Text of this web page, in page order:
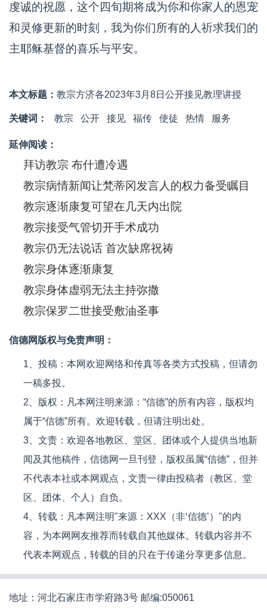
虔诚的祝愿，这个四旬期将成为你和你家人的恩宠
和灵修更新的时刻，我为你们所有的人祈求我们的
主耶稣基督的喜乐与平安。
本文标题： 教宗方济各2023年3月8日公开接见教理讲授
关键词： 教宗 公开 接见 福传 使徒 热情 服务
延伸阅读：
拜访教宗 布什遭冷遇
教宗病情新闻让梵蒂冈发言人的权力备受瞩目
教宗逐渐康复可望在几天内出院
教宗接受气管切开手术成功
教宗仍无法说话 首次缺席祝祷
教宗身体逐渐康复
教宗身体虚弱无法主持弥撒
教宗保罗二世接受敷油圣事
信德网版权与免责声明：
1、投稿：本网欢迎网络和传真等各类方式投稿，但请勿
一稿多投。
2、版权：凡本网注明来源：“信德”的所有内容，版权均
属于“信德”所有。欢迎转载，但请注明出处。
3、文责：欢迎各地教区、堂区、团体或个人提供当地新
闻及其他稿件，信德网一旦刊登，版权虽属“信德”，但并
不代表本社或本网观点，文责一律由投稿者（教区、堂
区、团体、个人）自负。
4、转载：凡本网注明"来源：XXX（非‘信德’）"的内
容，为本网网友推荐而转载自其他媒体。转载内容并不
代表本网观点，转载的目的只在于传递分享更多信息。
地址：河北石家庄市学府路3号 邮编:050061